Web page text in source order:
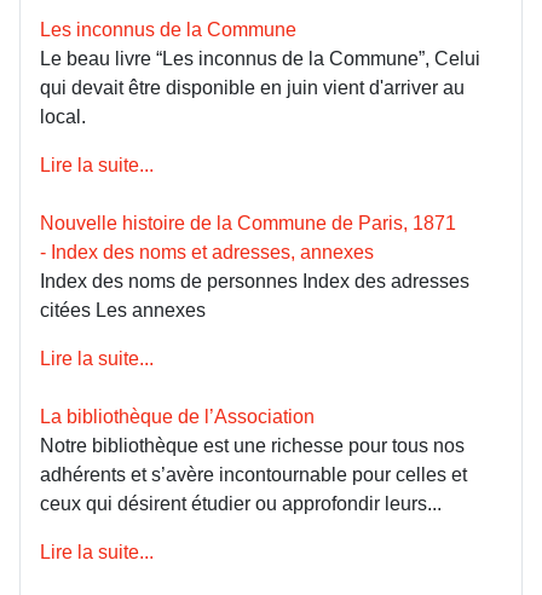
Les inconnus de la Commune
Le beau livre “Les inconnus de la Commune”, Celui
qui devait être disponible en juin vient d'arriver au
local.
Lire la suite...
Nouvelle histoire de la Commune de Paris, 1871
- Index des noms et adresses, annexes
Index des noms de personnes Index des adresses
citées Les annexes
Lire la suite...
La bibliothèque de l’Association
Notre bibliothèque est une richesse pour tous nos
adhérents et s’avère incontournable pour celles et
ceux qui désirent étudier ou approfondir leurs...
Lire la suite...